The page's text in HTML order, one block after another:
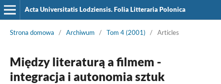
Acta Universitatis Lodziensis. Folia Litteraria Polonica
Strona domowa / Archiwum / Tom 4 (2001) / Articles
Między literaturą a filmem -
integracja i autonomia sztuk